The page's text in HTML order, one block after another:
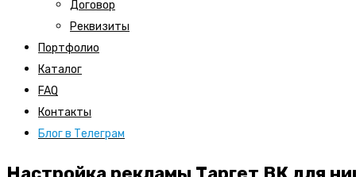
Договор
Реквизиты
Портфолио
Каталог
FAQ
Контакты
Блог в Телеграм